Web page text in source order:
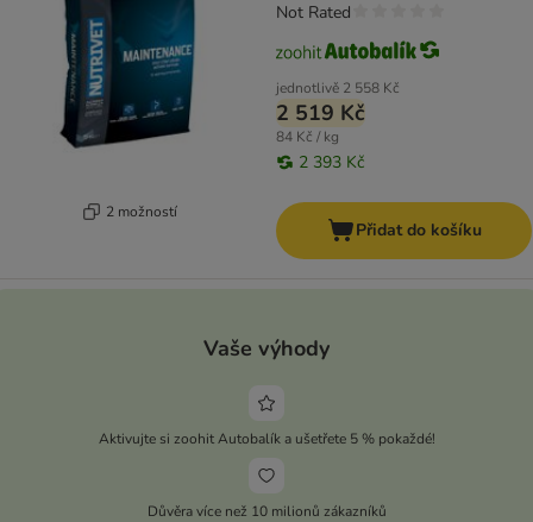
2 možností
jednotlivě 2 558 Kč
2 519 Kč
84 Kč / kg
2 393 Kč
Not Rated
Přidat do košíku
Vaše výhody
Aktivujte si zoohit Autobalík a ušetřete 5 % pokaždé!
Důvěra více než 10 milionů zákazníků